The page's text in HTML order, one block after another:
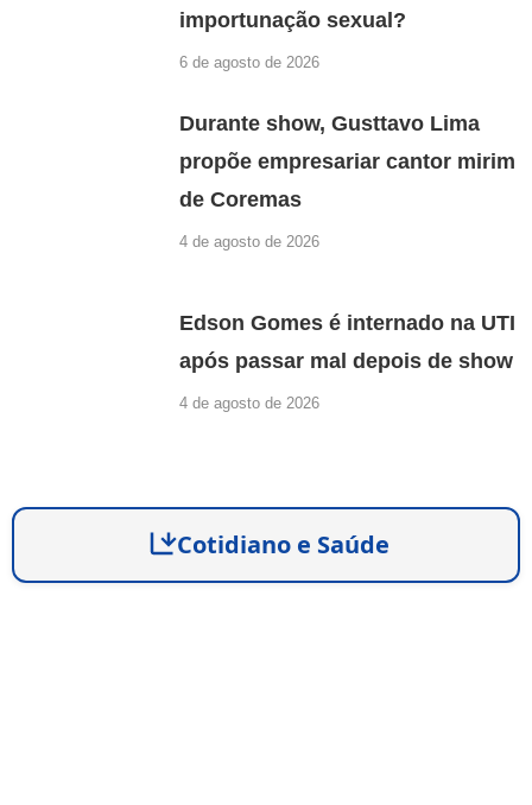
importunação sexual?
6 de agosto de 2026
Durante show, Gusttavo Lima
propõe empresariar cantor mirim
de Coremas
4 de agosto de 2026
Edson Gomes é internado na UTI
após passar mal depois de show
4 de agosto de 2026
Cotidiano e Saúde